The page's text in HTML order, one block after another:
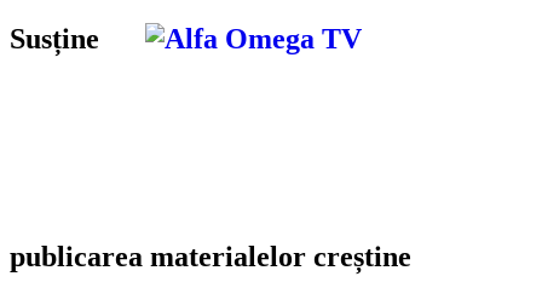
Susține
publicarea materialelor creștine